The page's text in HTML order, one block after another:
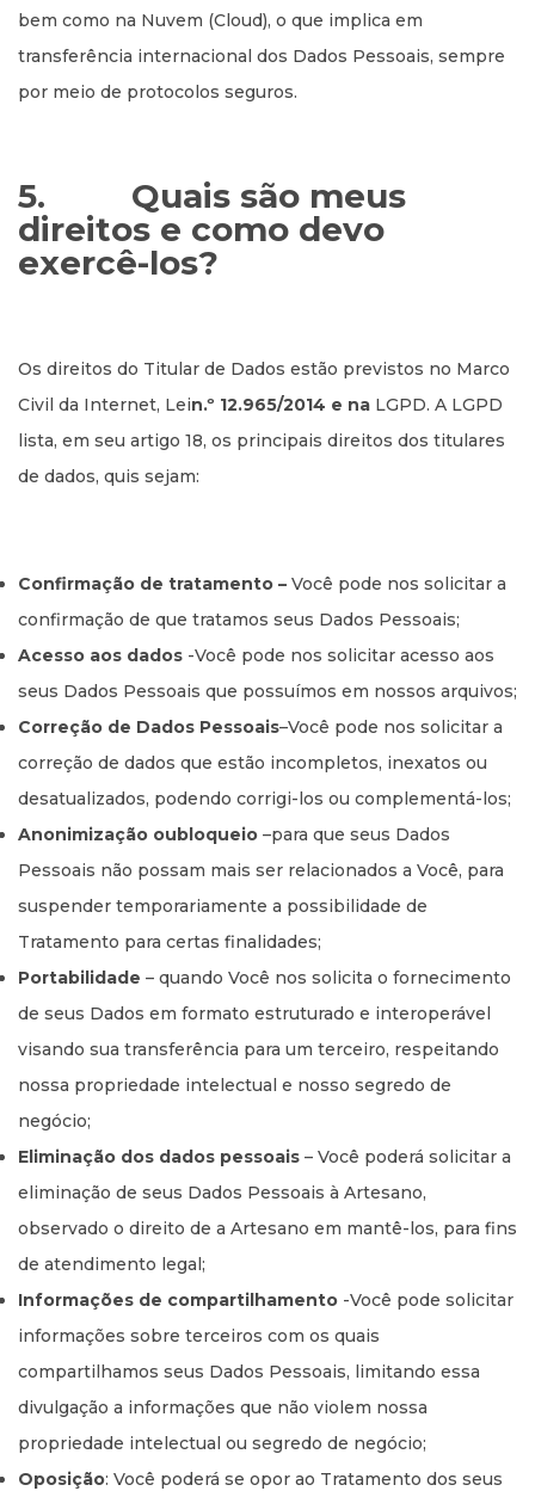
bem como na Nuvem (Cloud), o que implica em
transferência internacional dos Dados Pessoais, sempre
por meio de protocolos seguros.
5. Quais são meus
direitos e como devo
exercê-los?
Os direitos do Titular de Dados estão previstos no Marco
Civil da Internet, Lein.º 12.965/2014 e na LGPD. A LGPD
lista, em seu artigo 18, os principais direitos dos titulares
de dados, quis sejam:
Confirmação de tratamento – Você pode nos solicitar a
confirmação de que tratamos seus Dados Pessoais;
Acesso aos dados -Você pode nos solicitar acesso aos
seus Dados Pessoais que possuímos em nossos arquivos;
Correção de Dados Pessoais–Você pode nos solicitar a
correção de dados que estão incompletos, inexatos ou
desatualizados, podendo corrigi-los ou complementá-los;
Anonimização oubloqueio –para que seus Dados
Pessoais não possam mais ser relacionados a Você, para
suspender temporariamente a possibilidade de
Tratamento para certas finalidades;
Portabilidade – quando Você nos solicita o fornecimento
de seus Dados em formato estruturado e interoperável
visando sua transferência para um terceiro, respeitando
nossa propriedade intelectual e nosso segredo de
negócio;
Eliminação dos dados pessoais – Você poderá solicitar a
eliminação de seus Dados Pessoais à Artesano,
observado o direito de a Artesano em mantê-los, para fins
de atendimento legal;
Informações de compartilhamento -Você pode solicitar
informações sobre terceiros com os quais
compartilhamos seus Dados Pessoais, limitando essa
divulgação a informações que não violem nossa
propriedade intelectual ou segredo de negócio;
Oposição: Você poderá se opor ao Tratamento dos seus